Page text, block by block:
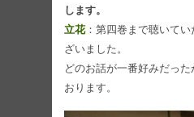
します。
立花：第四巻まで聴いて
ざいました。
どのお話が一番好みだっ
おります。